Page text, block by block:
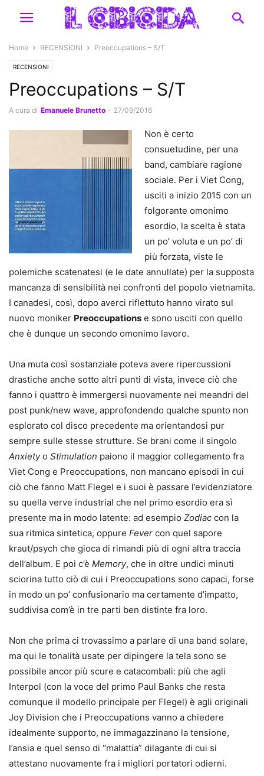
Home RECENSIONI Preoccupations – S/T
RECENSIONI
Preoccupations – S/T
A cura di Emanuele Brunetto - 27/09/2016
Non è certo
consuetudine, per una
band, cambiare ragione
sociale. Per i Viet Cong,
usciti a inizio 2015 con un
folgorante omonimo
esordio, la scelta è stata
un po’ voluta e un po’ di
più forzata, viste le
polemiche scatenatesi (e le date annullate) per la supposta
mancanza di sensibilità nei confronti del popolo vietnamita.
I canadesi, così, dopo averci riflettuto hanno virato sul
nuovo moniker Preoccupations e sono usciti con quello
che è dunque un secondo omonimo lavoro.
Una muta così sostanziale poteva avere ripercussioni
drastiche anche sotto altri punti di vista, invece ciò che
fanno i quattro è immergersi nuovamente nei meandri del
post punk/new wave, approfondendo qualche spunto non
esplorato col disco precedente ma orientandosi pur
sempre sulle stesse strutture. Se brani come il singolo
Anxietyo Stimulation paiono il maggior collegamento fra
Viet Cong e Preoccupations, non mancano episodi in cui
ciò che fanno Matt Flegel e i suoi è passare l’evidenziatore
su quella verve industrial che nel primo esordio era sì
presente ma in modo latente: ad esempio Zodiac con la
sua ritmica sintetica, oppure Fever con quel sapore
kraut/psych che gioca di rimandi più di ogni altra traccia
dell’album. E poi c’è Memory, che in oltre undici minuti
sciorina tutto ciò di cui i Preoccupations sono capaci, forse
in modo un po’ confusionario ma certamente d’impatto,
suddivisa com’è in tre parti ben distinte fra loro.
Non che prima ci trovassimo a parlare di una band solare,
ma qui le tonalità usate per dipingere la tela sono se
possibile ancor più scure e catacombali: più che agli
Interpol (con la voce del primo Paul Banks che resta
comunque il modello principale per Flegel) è agli originali
Joy Division che i Preoccupations vanno a chiedere
idealmente supporto, ne immagazzinano la tensione,
l’ansia e quel senso di “malattia” dilagante di cui si
attestano nuovamente fra i migliori portatori odierni.